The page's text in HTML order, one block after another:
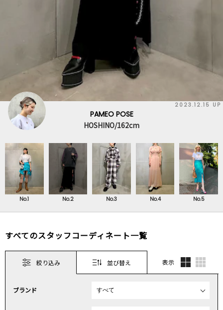
2023.12.15 UP
PAMEO POSE
HOSHINO/162cm
No.1 No.2 No.3 No.4 No.5
すべてのスタッフコーディネート一覧
絞り込み 並び替え 表示
ブランド